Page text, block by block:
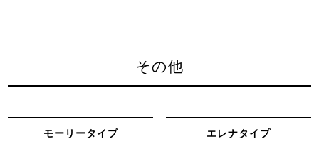
その他
モーリータイプ エレナタイプ